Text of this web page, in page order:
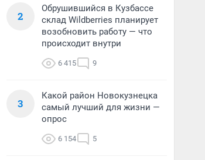
2
Обрушившийся в Кузбассе
склад Wildberries планирует
возобновить работу — что
происходит внутри
6 415 9
3
Какой район Новокузнецка
самый лучший для жизни —
опрос
6 154 5